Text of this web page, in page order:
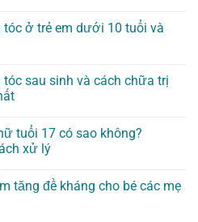
tóc ở trẻ em dưới 10 tuổi và
tóc sau sinh và cách chữa trị
tuổi 17 có sao không?
xử lý
tăng đề kháng cho bé các mẹ